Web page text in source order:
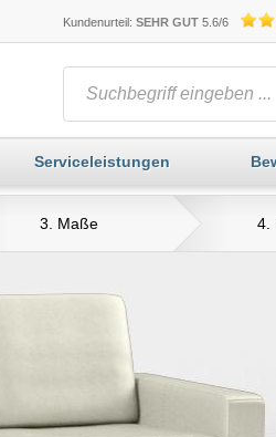
Kundenurteil: SEHR GUT 5.6/6
Serviceleistungen
4.
3. Maße